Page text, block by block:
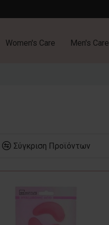
Women's Care Men's Care
Σύγκριση Προϊόντων